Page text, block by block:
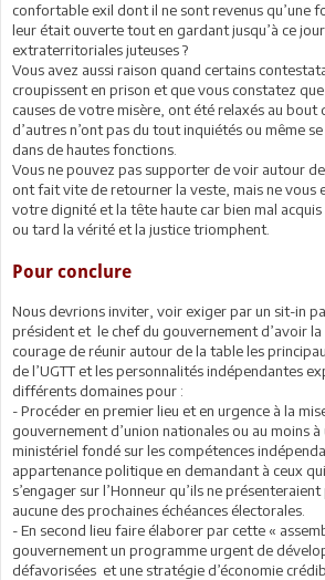
confortable exil dont il ne sont revenus qu’une
leur était ouverte tout en gardant jusqu’à ce
extraterritoriales juteuses ?
Vous avez aussi raison quand certains
croupissent en prison et que vous constatez que
causes de votre misère, ont été relaxés au bout
d’autres n’ont pas du tout inquiétés ou même
dans de hautes fonctions.
Vous ne pouvez pas supporter de voir autour
ont fait vite de retourner la veste, mais ne vous
votre dignité et la tête haute car bien mal
ou tard la vérité et la justice triomphent.
Pour conclure
Nous devrions inviter, voir exiger par un sit-in
président et le chef du gouvernement d’avoir
courage de réunir autour de la table les
de l’UGTT et les personnalités indépendantes
différents domaines pour :
- Procéder en premier lieu et en urgence à la
gouvernement d’union nationales ou au moins
ministériel fondé sur les compétences
appartenance politique en demandant à ceux
s’engager sur l’Honneur qu’ils ne
aucune des prochaines échéances électorales.
- En second lieu faire élaborer par cette «
gouvernement un programme urgent de
défavorisées et une stratégie d’économie